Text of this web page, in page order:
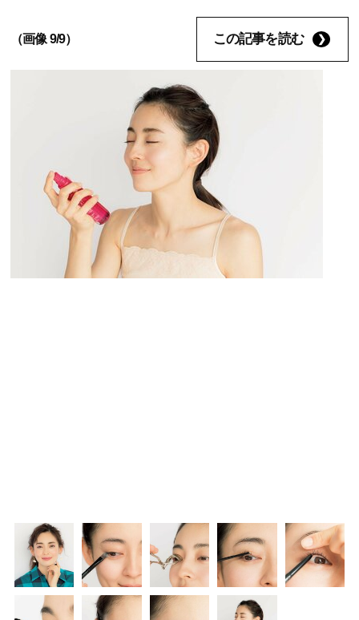
（画像 9/9） この記事を読む